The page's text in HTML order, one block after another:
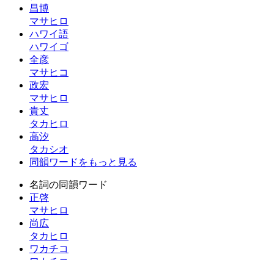
昌博
マサヒロ
ハワイ語
ハワイゴ
全彦
マサヒコ
政宏
マサヒロ
貴丈
タカヒロ
高汐
タカシオ
同韻ワードをもっと見る
名詞の同韻ワード
正啓
マサヒロ
尚広
タカヒロ
ワカチコ